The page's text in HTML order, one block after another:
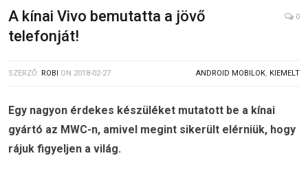
A kínai Vivo bemutatta a jövő
telefonját!
0
SZERZŐ: ROBI ON 2018-02-27 ANDROID MOBILOK, KIEMELT
Egy nagyon érdekes készüléket mutatott be a kínai
gyártó az MWC-n, amivel megint sikerült elérniük, hogy
rájuk figyeljen a világ.